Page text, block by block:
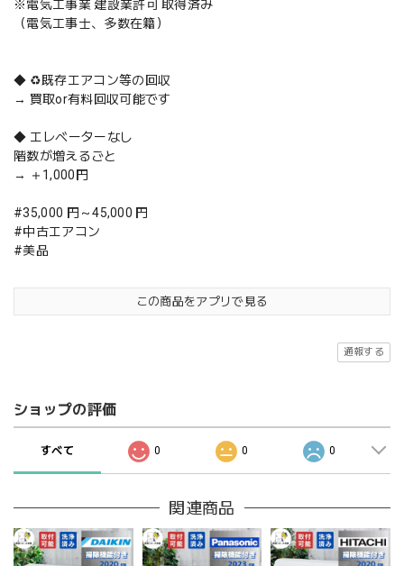
※電気工事業 建設業許可 取得済み
（電気工事士、多数在籍）
◆ ♻️既存エアコン等の回収
→ 買取or有料回収可能です
◆ エレベーターなし
階数が増えるごと
→ ＋1,000円
#35,000 円～45,000 円
#中古エアコン
#美品
この商品をアプリで見る
通報する
ショップの評価
すべて 0 0 0
関連商品